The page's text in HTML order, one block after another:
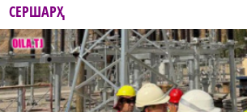
СЕРШАРҲ